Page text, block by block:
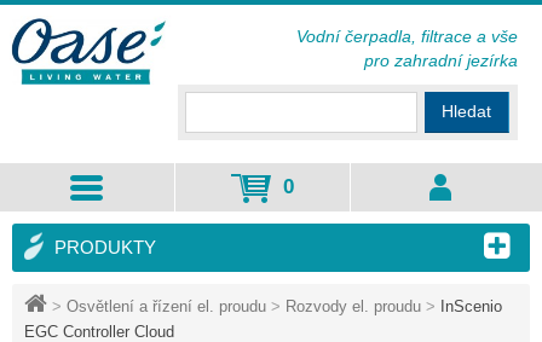
> Osvětlení a řízení el. proudu > Rozvody el. proudu > InScenio
EGC Controller Cloud
PRODUKTY
Hledat
0
Vodní čerpadla, filtrace a vše
pro zahradní jezírka